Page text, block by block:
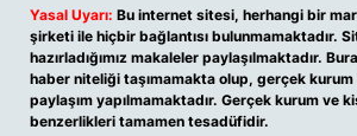
Yasal Uyarı: Bu internet sitesi, herhangi bir
şirketi ile hiçbir bağlantısı bulunmamaktadır.
hazırladığımız makaleler paylaşılmaktadır.
haber niteliği taşımamakta olup, gerçek kurum
paylaşım yapılmamaktadır. Gerçek kurum ve
benzerlikleri tamamen tesadüfidir.